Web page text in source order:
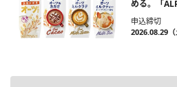
める。「
申込締切
2026.08.29